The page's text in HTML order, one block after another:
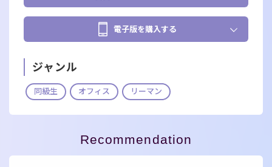
電子版を購入する
ジャンル
同級生 オフィス リーマン
Recommendation